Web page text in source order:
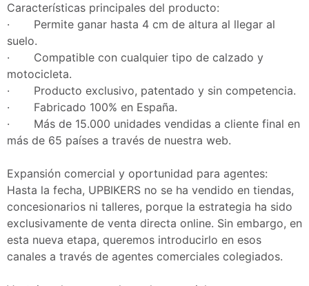
Características principales del producto:
· Permite ganar hasta 4 cm de altura al llegar al
suelo.
· Compatible con cualquier tipo de calzado y
motocicleta.
· Producto exclusivo, patentado y sin competencia.
· Fabricado 100% en España.
· Más de 15.000 unidades vendidas a cliente final en
más de 65 países a través de nuestra web.
Expansión comercial y oportunidad para agentes:
Hasta la fecha, UPBIKERS no se ha vendido en tiendas,
concesionarios ni talleres, porque la estrategia ha sido
exclusivamente de venta directa online. Sin embargo, en
esta nueva etapa, queremos introducirlo en esos
canales a través de agentes comerciales colegiados.